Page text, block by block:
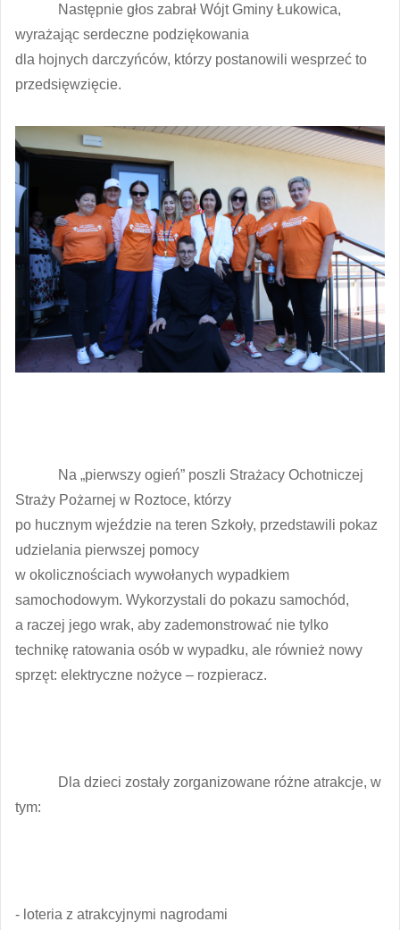
Następnie głos zabrał Wójt Gminy Łukowica,
wyrażając serdeczne podziękowania
dla hojnych darczyńców, którzy postanowili wesprzeć to
przedsięwzięcie.
Na „pierwszy ogień” poszli Strażacy Ochotniczej
Straży Pożarnej w Roztoce, którzy
po hucznym wjeździe na teren Szkoły, przedstawili pokaz
udzielania pierwszej pomocy
w okolicznościach wywołanych wypadkiem
samochodowym. Wykorzystali do pokazu samochód,
a raczej jego wrak, aby zademonstrować nie tylko
technikę ratowania osób w wypadku, ale również nowy
sprzęt: elektryczne nożyce – rozpieracz.
Dla dzieci zostały zorganizowane różne atrakcje, w
tym:
- loteria z atrakcyjnymi nagrodami